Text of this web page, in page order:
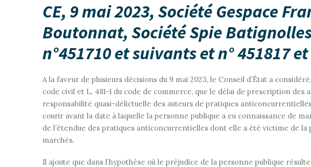
CE, 9 mai 2023, Société Gespace
Boutonnat, Société Spie
n°451710 et suivants et n° 451817
A la faveur de plusieurs décisions du 9 mai 2023, le Conseil d’État a
code civil et L. 481-1 du code de commerce, que le délai de prescription des
responsabilité quasi-délictuelle des auteurs de pratiques
courir avant la date à laquelle la personne publique a eu connaissance de
de l’étendue des pratiques anticoncurrentielles dont elle a été victime de la
marchés.
Il ajoute que dans l’hypothèse où le préjudice de la personne publique